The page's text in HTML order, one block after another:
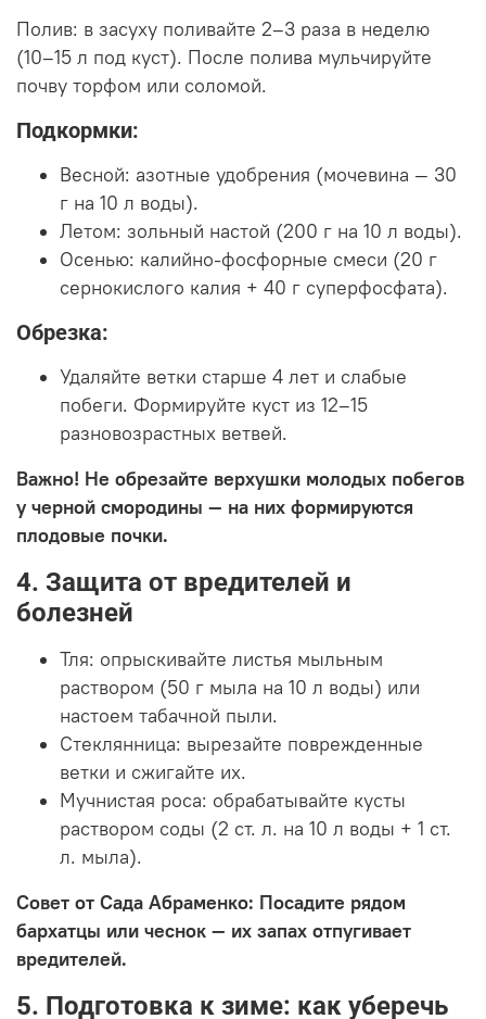
Полив: в засуху поливайте 2–3 раза в неделю
(10–15 л под куст). После полива мульчируйте
почву торфом или соломой.
Подкормки:
Весной: азотные удобрения (мочевина — 30
г на 10 л воды).
Летом: зольный настой (200 г на 10 л воды).
Осенью: калийно-фосфорные смеси (20 г
сернокислого калия + 40 г суперфосфата).
Обрезка:
Удаляйте ветки старше 4 лет и слабые
побеги. Формируйте куст из 12–15
разновозрастных ветвей.
Важно! Не обрезайте верхушки молодых побегов
у черной смородины — на них формируются
плодовые почки.
4. Защита от вредителей и
болезней
Тля: опрыскивайте листья мыльным
раствором (50 г мыла на 10 л воды) или
настоем табачной пыли.
Стеклянница: вырезайте поврежденные
ветки и сжигайте их.
Мучнистая роса: обрабатывайте кусты
раствором соды (2 ст. л. на 10 л воды + 1 ст.
л. мыла).
Совет от Сада Абраменко: Посадите рядом
бархатцы или чеснок — их запах отпугивает
вредителей.
5. Подготовка к зиме: как уберечь